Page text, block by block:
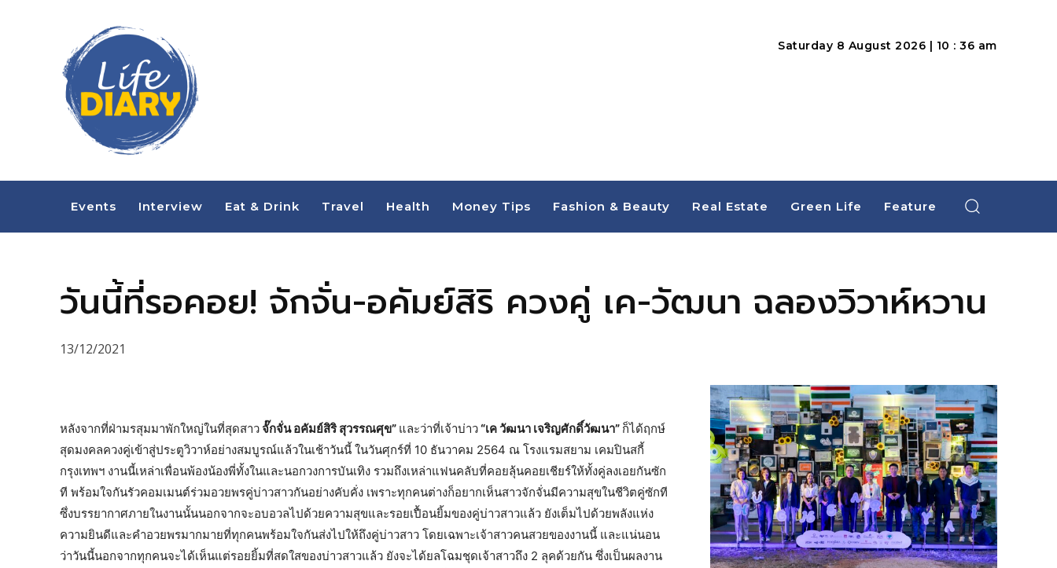
Saturday 8 August 2026 | 10 : 36 am
Events Interview Eat & Drink Travel Health Money Tips Fashion & Beauty Real Estate Green Life Feature
วันนี้ที่รอคอย! จักจั่น-อคัมย์สิริ ควงคู่ เค-วัฒนา ฉลองวิวาห์หวาน
13/12/2021
หลังจากที่ฝ่ามรสุมมาพักใหญ่ในที่สุดสาวจั๊กจั่น อคัมย์สิริ สุวรรณศุข” และว่าที่เจ้าบ่าว“เค วัฒนา เจริญศักดิ์วัฒนา” ก็ได้ฤกษ์
สุดมงคลควงคู่เข้าสู่ประตูวิวาห์อย่างสมบูรณ์แล้วในเช้าวันนี้ ในวันศุกร์ที่ 10 ธันวาคม 2564 ณ โรงแรมสยาม เคมปินสกี้
กรุงเทพฯ งานนี้เหล่าเพื่อนพ้องน้องพี่ทั้งในและนอกวงการบันเทิง รวมถึงเหล่าแฟนคลับที่คอยลุ้นคอยเชียร์ให้ทั้งคู่ลงเอยกันซัก
ที พร้อมใจกันรัวคอมเมนต์ร่วมอวยพรคู่บ่าวสาวกันอย่างคับคั่ง เพราะทุกคนต่างก็อยากเห็นสาวจักจั่นมีความสุขในชีวิตคู่ซักที
ซึ่งบรรยากาศภายในงานนั้นนอกจากจะอบอวลไปด้วยความสุขและรอยเปื้อนยิ้มของคู่บ่าวสาวแล้ว ยังเต็มไปด้วยพลังแห่ง
ความยินดีและคำอวยพรมากมายที่ทุกคนพร้อมใจกันส่งไปให้ถึงคู่บ่าวสาว โดยเฉพาะเจ้าสาวคนสวยของงานนี้ และแน่นอน
ว่าวันนี้นอกจากทุกคนจะได้เห็นแต่รอยยิ้มที่สดใสของบ่าวสาวแล้ว ยังจะได้ยลโฉมชุดเจ้าสาวถึง 2 ลุคด้วยกัน ซึ่งเป็นผลงาน